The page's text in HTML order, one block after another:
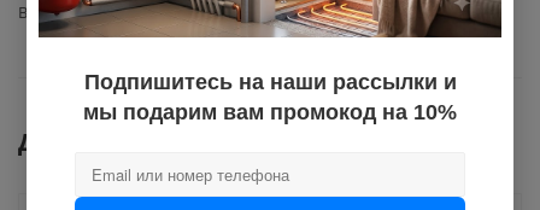
Вид запчасти
циркуляционный насос
Документы
Подпишитесь на наши рассылки и
мы подарим вам промокод на 10%